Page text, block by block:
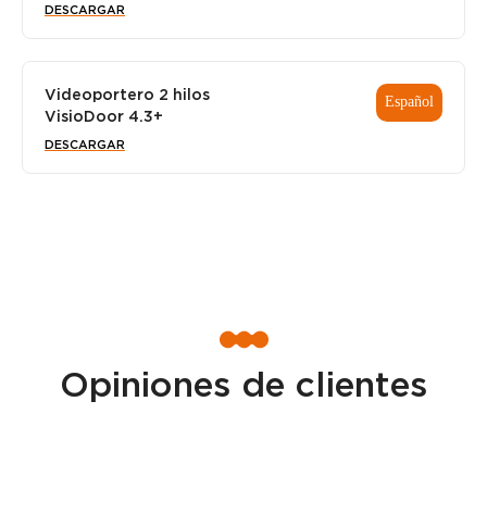
DESCARGAR
Videoportero 2 hilos
VisioDoor 4.3+
Español
DESCARGAR
Opiniones de clientes